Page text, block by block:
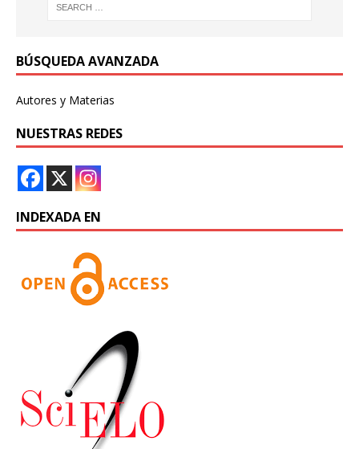
BÚSQUEDA AVANZADA
Autores y Materias
NUESTRAS REDES
INDEXADA EN